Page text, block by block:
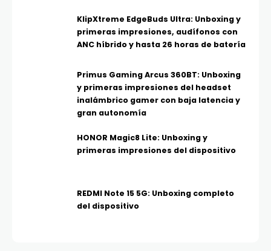
KlipXtreme EdgeBuds Ultra: Unboxing y
primeras impresiones, audífonos con
ANC híbrido y hasta 26 horas de batería
Primus Gaming Arcus 360BT: Unboxing
y primeras impresiones del headset
inalámbrico gamer con baja latencia y
gran autonomía
HONOR Magic8 Lite: Unboxing y
primeras impresiones del dispositivo
REDMI Note 15 5G: Unboxing completo
del dispositivo